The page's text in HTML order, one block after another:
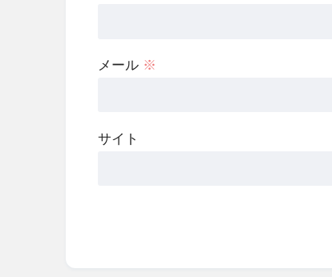
メール ※
サイト